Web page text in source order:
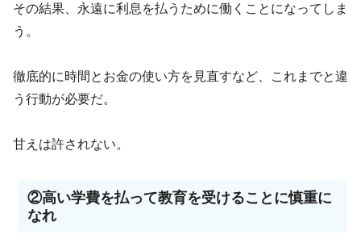
その結果、永遠に利息を払うために働くことになってしま
う。
徹底的に時間とお金の使い方を見直すなど、これまでと違
う行動が必要だ。
甘えは許されない。
②高い学費を払って教育を受けることに慎重に
なれ